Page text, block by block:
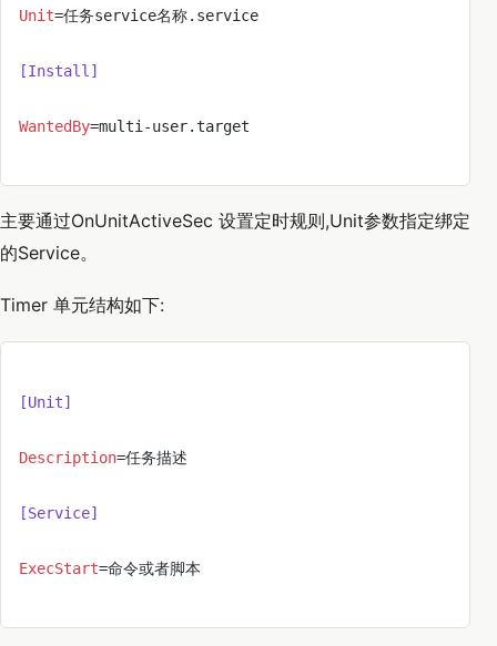
Unit=任务service名称.service
[Install]
WantedBy=multi-user.target
主要通过OnUnitActiveSec 设置定时规则,Unit参数指定绑定
的Service。
Timer 单元结构如下:
[Unit]
Description=任务描述
[Service]
ExecStart=命令或者脚本